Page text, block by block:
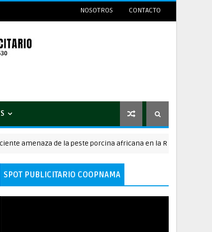
NOSOTROS CONTACTO
de la peste porcina africana en la República
SPOT PUBLICITARIO COOPNAMA